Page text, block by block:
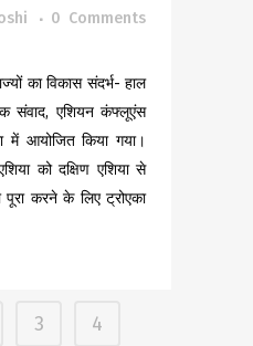
0 Comments
का विकास संदर्भ- हाल
संवाद, एशियन कंफ्लूएंस
में आयोजित किया गया।
को दक्षिण एशिया से
करने के लिए ट्रोएका
3
4